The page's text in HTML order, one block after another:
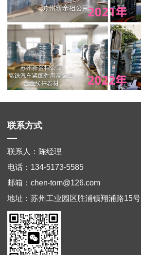
联系方式
联系人：陈经理
电话：134-5173-5585
邮箱：chen-tom@126.com
地址：苏州工业园区胜浦镇翔浦路15号